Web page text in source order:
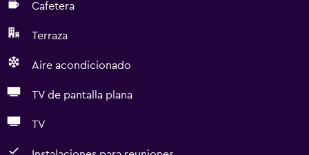
Cafetera
Terraza
Aire acondicionado
TV de pantalla plana
TV